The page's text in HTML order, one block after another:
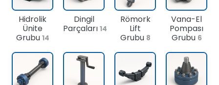
Hidrolik
Ünite
Grubu 14
Dingil
Parçaları 14
Römork
Lift
Grubu 8
Vana-El
Pompası
Grubu 6